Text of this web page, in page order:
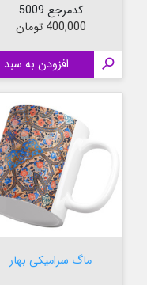
کدمرجع 5009
قیمت
400,000 تومان
 افزودن به سبد
ماگ سرامیکی بهار